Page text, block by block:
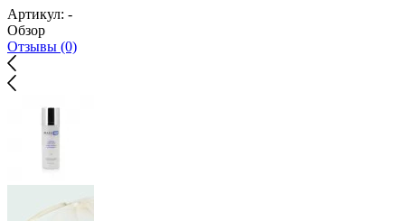
Артикул: -
Обзор
Отзывы (0)